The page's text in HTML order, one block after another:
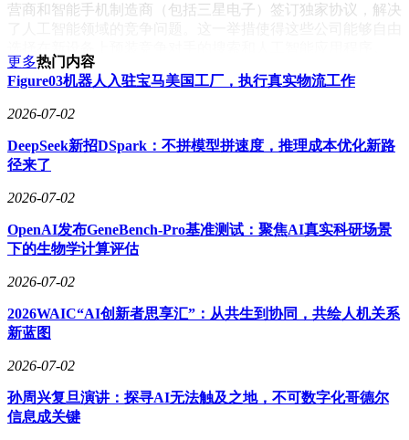
营商和智能手机制造商（包括三星电子）签订独家协议，解决
更多热门内容
Figure03机器人入驻宝马美国工厂，执行真实物流工作
2026-07-02
DeepSeek新招DSpark：不拼模型拼速度，推理成本优化新路
径来了
2026-07-02
OpenAI发布GeneBench-Pro基准测试：聚焦AI真实科研场景
下的生物学计算评估
2026-07-02
2026WAIC“AI创新者思享汇”：从共生到协同，共绘人机关系
新蓝图
2026-07-02
孙周兴复旦演讲：探寻AI无法触及之地，不可数字化哥德尔
信息成关键